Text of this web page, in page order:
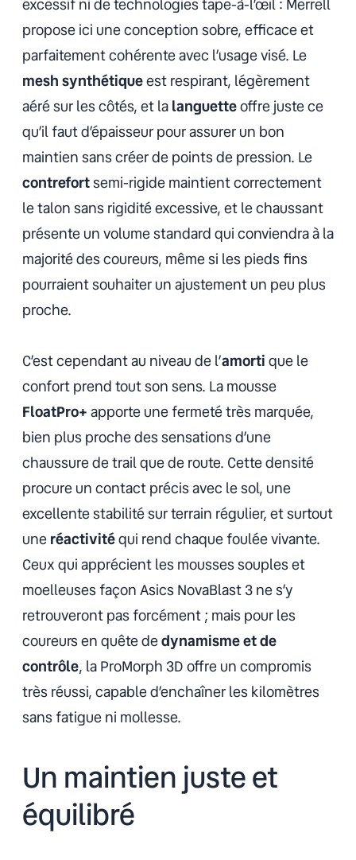
propose ici une conception sobre, efficace et
parfaitement cohérente avec l’usage visé. Le
mesh synthétiqueest respirant, légèrement
aéré sur les côtés, et lalanguetteoffre juste ce
qu’il faut d’épaisseur pour assurer un bon
maintien sans créer de points de pression. Le
contrefortsemi-rigide maintient correctement
le talon sans rigidité excessive, et le chaussant
présente un volume standard qui conviendra à la
majorité des coureurs, même si les pieds fins
pourraient souhaiter un ajustement un peu plus
proche.
C’est cependant au niveau de l’amortique le
confort prend tout son sens. La mousse
FloatPro+apporte une fermeté très marquée,
bien plus proche des sensations d’une
chaussure de trail que de route. Cette densité
procure un contact précis avec le sol, une
excellente stabilité sur terrain régulier, et surtout
uneréactivitéqui rend chaque foulée vivante.
Ceux qui apprécient les mousses souples et
moelleuses façon Asics NovaBlast 3 ne s’y
retrouveront pas forcément ; mais pour les
coureurs en quête dedynamisme et de
contrôle, la ProMorph 3D offre un compromis
très réussi, capable d’enchaîner les kilomètres
sans fatigue ni mollesse.
Un maintien juste et
équilibré